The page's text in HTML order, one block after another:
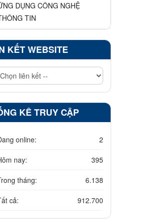
DỤNG CÔNG NGHỆ
TIN
KẾT WEBSITE
KÊ TRUY CẬP
online: 2
nay: 395
tháng: 6.138
cả: 912.700